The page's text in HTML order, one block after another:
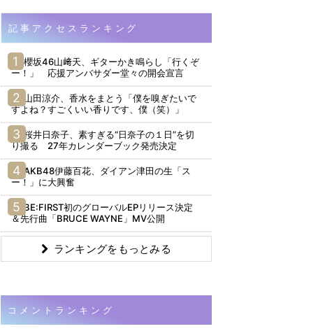
記事アクセスランキング
櫻坂46山﨑天、ギターかき鳴らし「行くぞ
ー！」 応援アンバサダー堂々の開会宣言
山田涼介、香水をまとう「僕を嗅ぎたいで
すよね？すごくいい香りです、僕（笑）」
桜井日奈子、素すぎる“日奈子の１日”を切
り撮る 27年カレンダーブック発売決定
AKB48伊藤百花、ダイアン津田の生「ス
ー！」に大興奮
BE:FIRST初のグローバルEPリリース決定
＆先行曲「BRUCE WAYNE」MV公開
ランキングをもっとみる
コメントランキング